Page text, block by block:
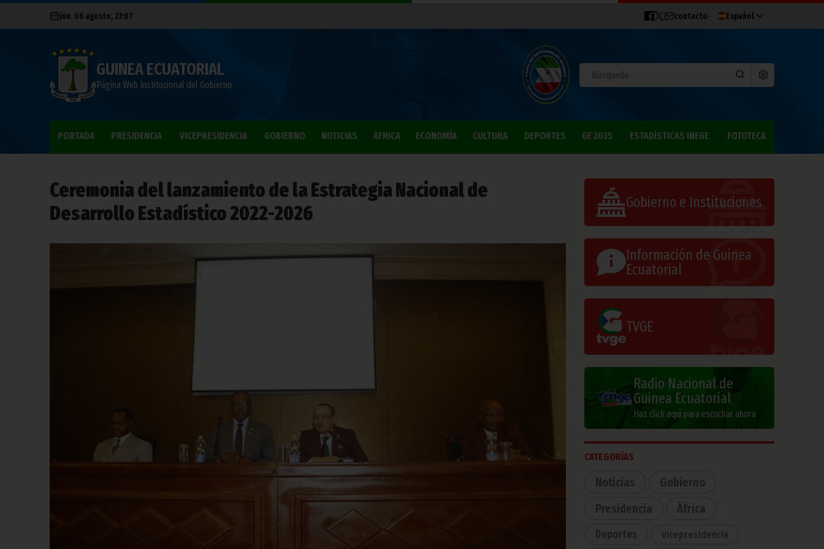
jue. 06 agosto, 23:07 contacto Español
GUINEA ECUATORIAL
Página Web Institucional del Gobierno
PORTADA PRESIDENCIA VICEPRESIDENCIA GOBIERNO NOTICIAS ÁFRICA ECONOMÍA CULTURA DEPORTES GE 2035 ESTADÍSTICAS INEGE FOTOTECA
Ceremonia del lanzamiento de la Estrategia Nacional de
Desarrollo Estadístico 2022-2026
Gobierno e Instituciones
Información de Guinea
Ecuatorial
TVGE
Radio Nacional de
Guinea Ecuatorial
Haz click aquí para escuchar ahora
CATEGORÍAS
Noticias
Gobierno
Presidencia
África
Deportes Vicepresidencia